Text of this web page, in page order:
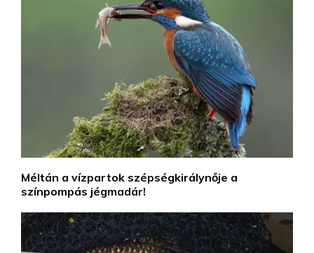
Méltán a vízpartok szépségkirálynője a
színpompás jégmadár!